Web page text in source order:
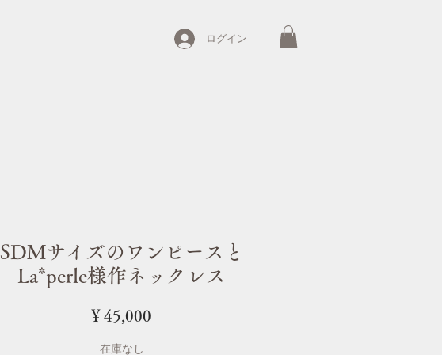
ログイン
SDMサイズのワンピースと
La*perle様作ネックレス
￥45,000
在庫なし